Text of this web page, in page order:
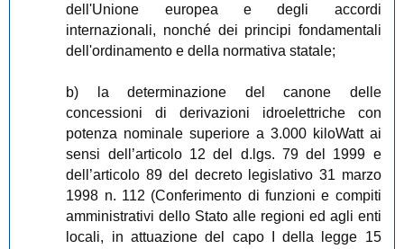
dell'Unione europea e degli accordi
internazionali, nonché dei principi fondamentali
dell'ordinamento e della normativa statale;
b) la determinazione del canone delle
concessioni di derivazioni idroelettriche con
potenza nominale superiore a 3.000 kiloWatt ai
sensi dell’articolo 12 del d.lgs. 79 del 1999 e
dell’articolo 89 del decreto legislativo 31 marzo
1998 n. 112 (Conferimento di funzioni e compiti
amministrativi dello Stato alle regioni ed agli enti
locali, in attuazione del capo I della legge 15